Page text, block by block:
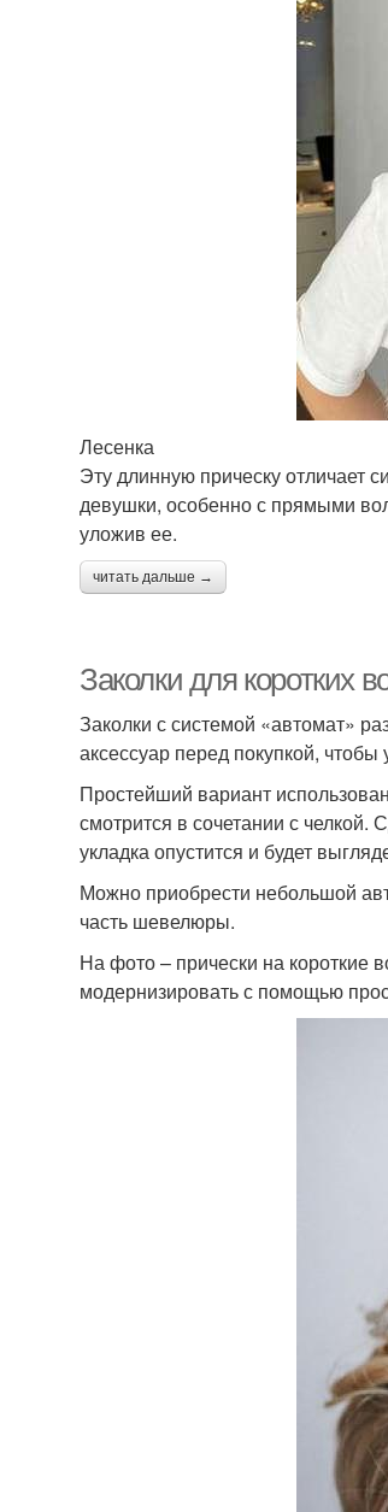
Лесенка
Эту длинную прическу отличает
девушки, особенно с прямыми
уложив ее.
читать дальше →
Заколки для коротких
Заколки с системой «автомат»
аксессуар перед покупкой,
Простейший вариант
смотрится в сочетании с
укладка опустится и будет
Можно приобрести небольшой
часть шевелюры.
На фото – прически на короткие
модернизировать с помощью